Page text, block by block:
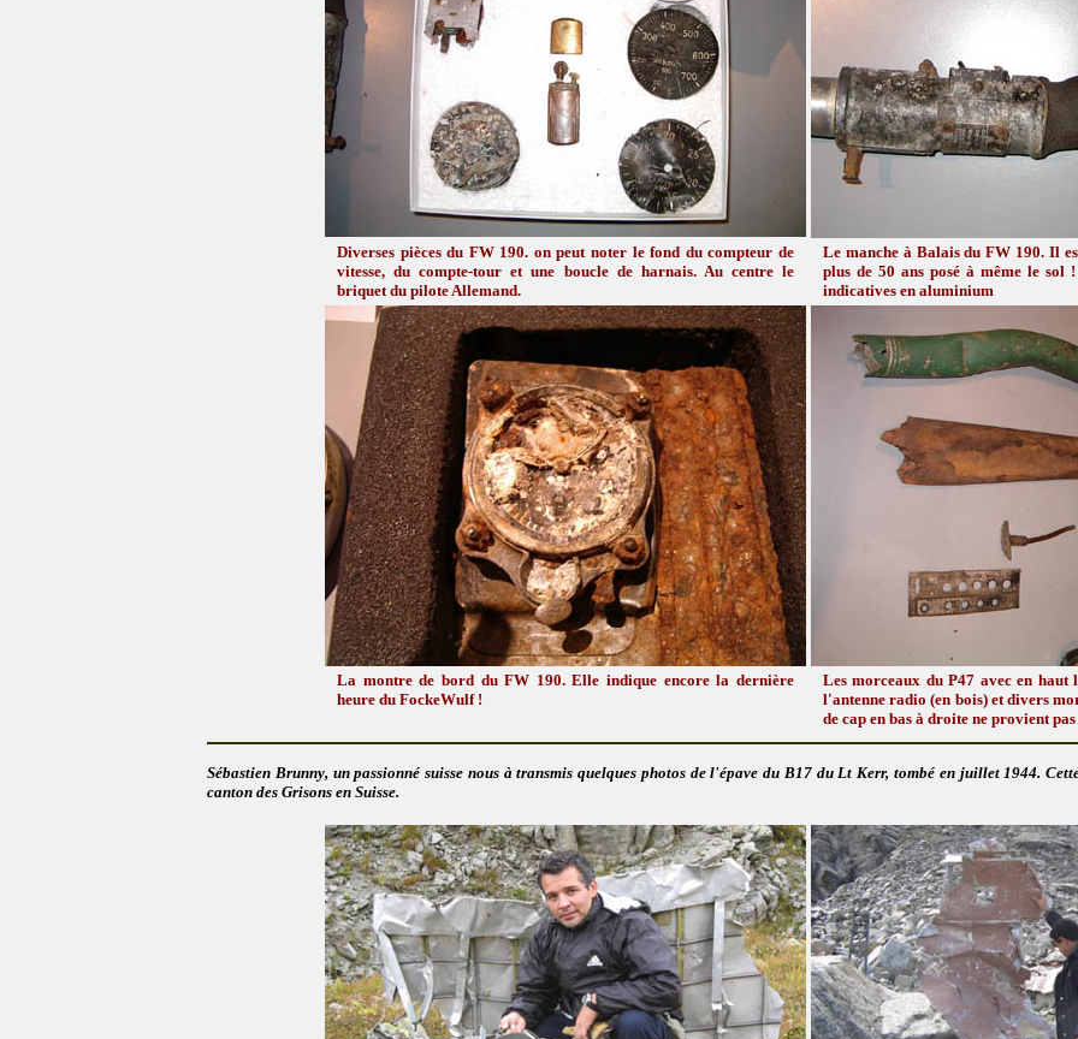
Diverses pièces du FW 190. on peut noter le fond du compteur de
vitesse, du compte-tour et une boucle de harnais. Au centre le
briquet du pilote Allemand.
Le manche à Balais du FW 190. Il
plus de 50 ans posé à même le sol
indicatives en aluminium
La montre de bord du FW 190. Elle indique encore la dernière
heure du FockeWulf !
Les morceaux du P47 avec en haut
l'antenne radio (en bois) et divers
de cap en bas à droite ne provient
Sébastien Brunny, un passionné suisse nous à transmis quelques photos de l'épave du B17 du Lt Kerr, tombé en juillet 1944.
canton des Grisons en Suisse.